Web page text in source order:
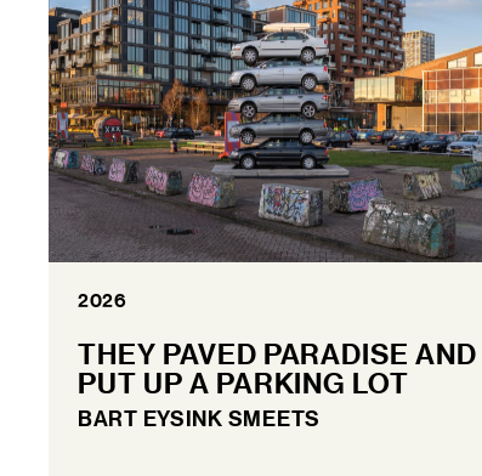
2026
THEY PAVED PARADISE AND
PUT UP A PARKING LOT
BART EYSINK SMEETS